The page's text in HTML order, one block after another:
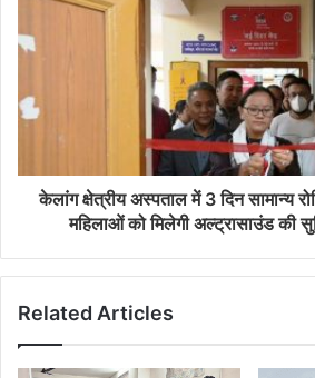
केलांग क्षेत्रीय अस्पताल में 3 दिन सामान्य
महिलाओं को मिलेगी अल्ट्रासाउंड की
Related Articles